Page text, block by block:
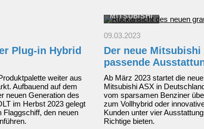
Plug-in Hybrid
weiter aus
Aufbauend auf dem
neuen Generation des
im Herbst 2023 gelegt
den neuen
MITSUBISHI
09.03.2023
Der neue
passende
Ab März 2023 startet die
Mitsubishi ASX in
vom sparsamen Benziner
zum Vollhybrid oder
Kunden unter vier
Richtige bieten.